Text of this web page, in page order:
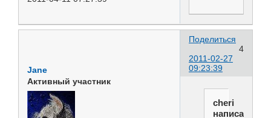
Поделиться
4
2011-02-27
09:23:39
Jane
Активный участник
cheri
написал(а):